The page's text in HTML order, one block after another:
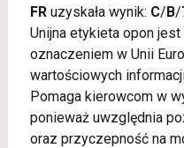
FRuzyskała wynik: C/B/
Unijna etykieta opon
oznaczeniem w Unii
wartościowych
Pomaga kierowcom w
ponieważ uwzględnia
oraz przyczepność na